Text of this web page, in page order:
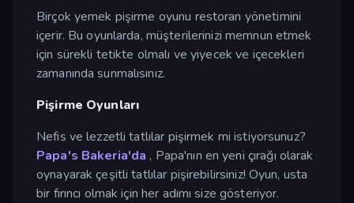
Birçok yemek pişirme oyunu restoran yönetimini
içerir. Bu oyunlarda, müşterilerinizi memnun etmek
için sürekli tetikte olmalı ve yiyecek ve içecekleri
zamanında sunmalısınız.
Pişirme Oyunları
Nefis ve lezzetli tatlılar pişirmek mi istiyorsunuz?
Papa's Bakeria'da , Papa'nın en yeni çırağı olarak
oynayarak çeşitli tatlılar pişirebilirsiniz! Oyun, usta
bir fırıncı olmak için her adımı size gösteriyor.